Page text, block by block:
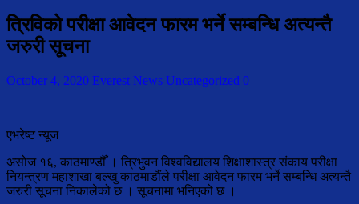
त्रिविको परीक्षा आवेदन फारम भर्ने सम्बन्धि अत्यन्तै
जरुरी सूचना
October 4, 2020 Everest News Uncategorized 0
एभरेष्ट न्यूज
असोज १६, काठमाण्डौँ । त्रिभुवन विश्वविद्यालय शिक्षाशास्त्र संकाय परीक्षा
नियन्त्रण महाशाखा बल्खु काठमाडौंले परीक्षा आवेदन फारम भर्ने सम्बन्धि अत्यन्तै
जरुरी सूचना निकालेको छ । सूचनामा भनिएको छ ।